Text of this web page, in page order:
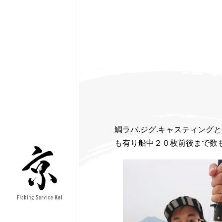
鯛ラバ.ジグ.キャスティング
も有り船中２０枚前後まで